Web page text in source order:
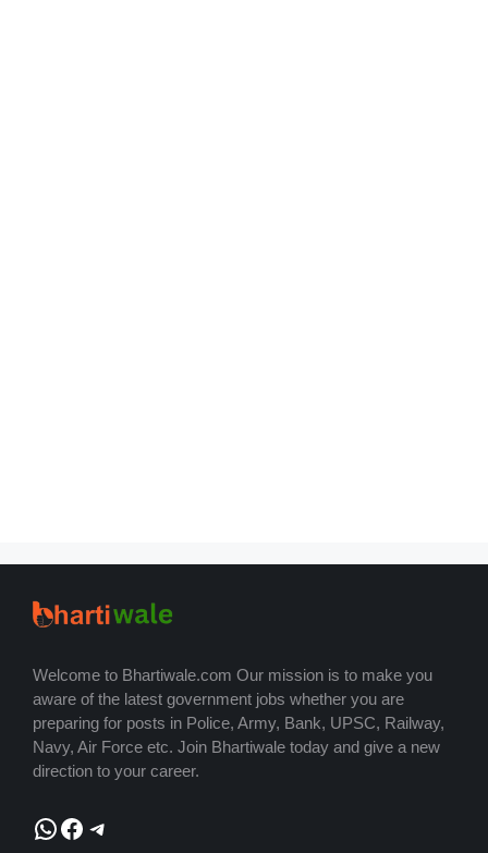
Welcome to Bhartiwale.com Our mission is to make you
aware of the latest government jobs whether you are
preparing for posts in Police, Army, Bank, UPSC, Railway,
Navy, Air Force etc. Join Bhartiwale today and give a new
direction to your career.
WhatsApp
Facebook
Telegram